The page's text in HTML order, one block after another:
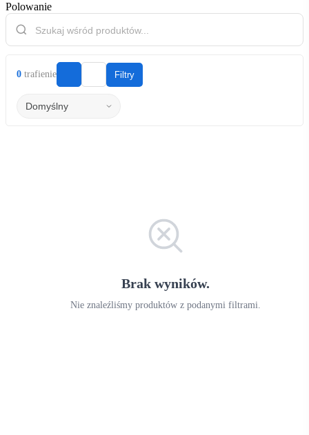
Polowanie
0 trafienie Filtry
Brak wyników.
Nie znaleźliśmy produktów z podanymi filtrami.